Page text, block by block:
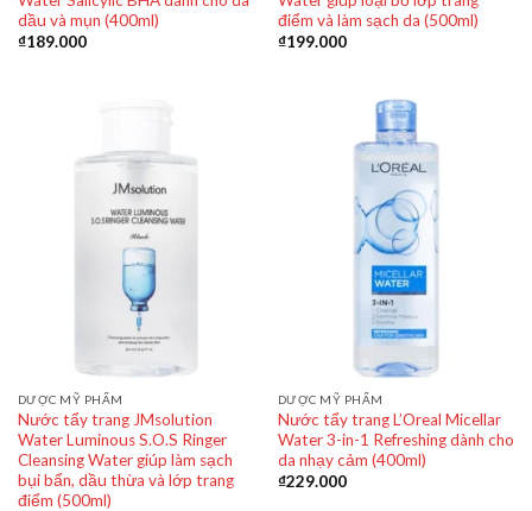
dầu và mụn (400ml)
₫189.000
điểm và làm sạch da (500ml)
₫199.000
DƯỢC MỸ PHẨM
Nước tẩy trang JMsolution
Water Luminous S.O.S Ringer
Cleansing Water giúp làm sạch
bụi bẩn, dầu thừa và lớp trang
điểm (500ml)
DƯỢC MỸ PHẨM
Nước tẩy trang L’Oreal Micellar
Water 3-in-1 Refreshing dành cho
da nhạy cảm (400ml)
₫229.000